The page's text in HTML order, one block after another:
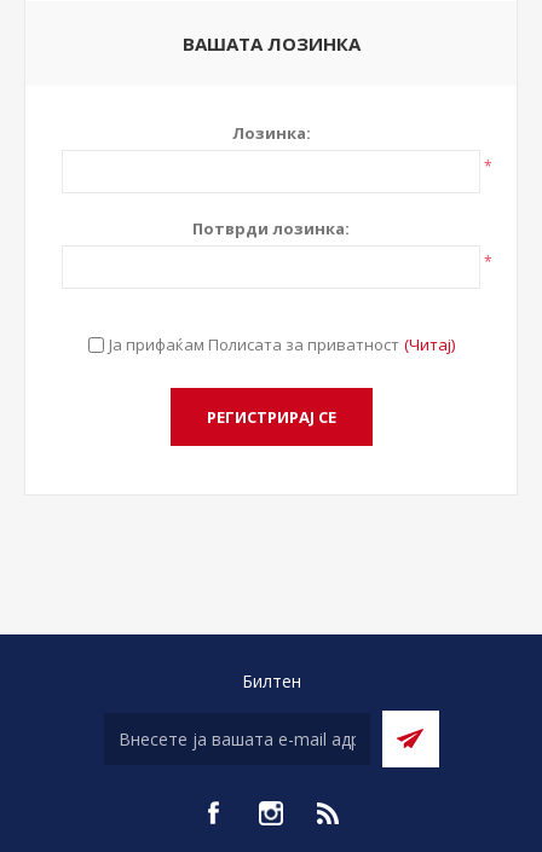
ВАШАТА ЛОЗИНКА
Лозинка:
*
Потврди лозинка:
*
Ја прифаќам Полисата за приватност (Читај)
Билтен